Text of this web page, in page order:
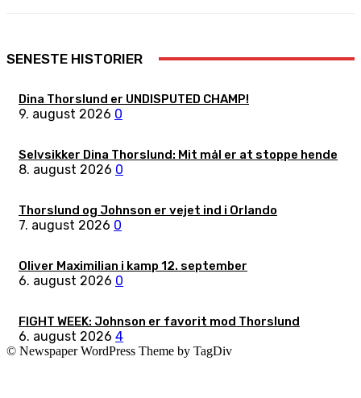
SENESTE HISTORIER
Dina Thorslund er UNDISPUTED CHAMP!
9. august 2026 0
Selvsikker Dina Thorslund: Mit mål er at stoppe hende
8. august 2026 0
Thorslund og Johnson er vejet ind i Orlando
7. august 2026 0
Oliver Maximilian i kamp 12. september
6. august 2026 0
FIGHT WEEK: Johnson er favorit mod Thorslund
6. august 2026 4
© Newspaper WordPress Theme by TagDiv